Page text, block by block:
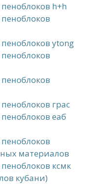
h+h
ytong
грас
еаб
материалов
ксмк
кубани)